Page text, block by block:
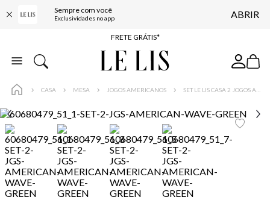
Sempre com você
Exclusividades no app ABRIR
ENTREGA EXPRESSA*
FRETE GRÁTIS*
BAIXE O APP
CASA MESA JOGOS AMERICANOS